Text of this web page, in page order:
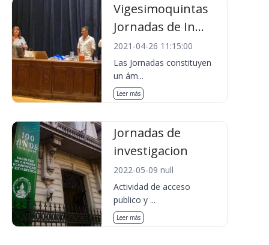
Vigesimoquintas
Jornadas de In...
2021-04-26 11:15:00
Las Jornadas constituyen
un ám...
Leer más
Jornadas de
investigacion
2022-05-09 null
Actividad de acceso
publico y ...
Leer más